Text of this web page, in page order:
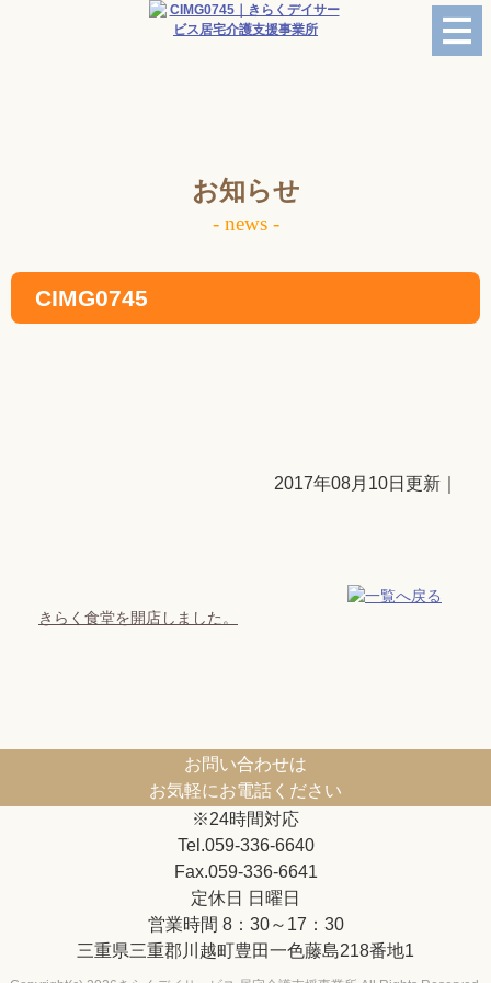
お知らせ
- news -
CIMG0745
2017年08月10日更新｜
きらく食堂を開店しました。
お問い合わせは
お気軽にお電話ください
※24時間対応
Tel.059-336-6640
Fax.059-336-6641
定休日 日曜日
営業時間 8：30～17：30
三重県三重郡川越町豊田一色藤島218番地1